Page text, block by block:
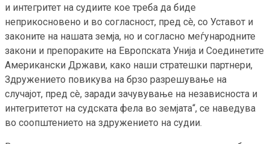
и интегритет на судиите кое треба да биде
неприкосновено и во согласност, пред сè, со Уставот и
законите на нашата земја, но и согласно меѓународните
закони и препораките на Европската Унија и Соединетите
Американски Држави, како наши стратешки партнери,
Здружението повикува на брзо разрешување на
случајот, пред сè, заради зачувување на независноста и
интегритетот на судската фела во земјата“, се наведува
во соопштението на здружението на судии.